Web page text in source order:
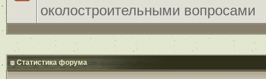
околостроительными вопросами
Статистика форума